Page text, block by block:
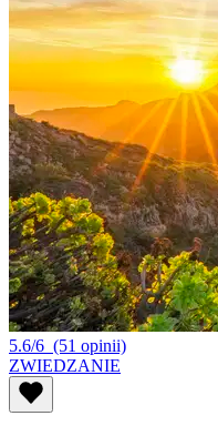
5.6/6 (51 opinii)
ZWIEDZANIE